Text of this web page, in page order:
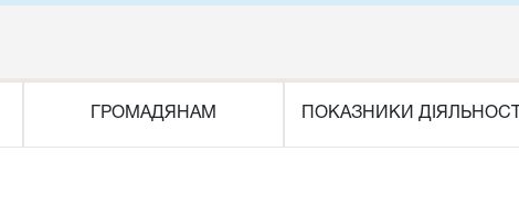
ГРОМАДЯНАМ ПОКАЗНИКИ ДІЯЛЬНОСТІ